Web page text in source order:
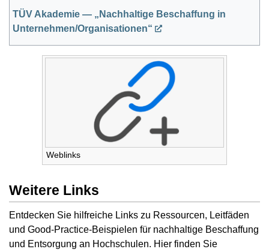
TÜV Akademie — „Nachhaltige Beschaffung in
Unternehmen/Organisationen“
Weblinks
Weitere Links
Entdecken Sie hilfreiche Links zu Ressourcen, Leitfäden
und Good-Practice-Beispielen für nachhaltige Beschaffung
und Entsorgung an Hochschulen. Hier finden Sie